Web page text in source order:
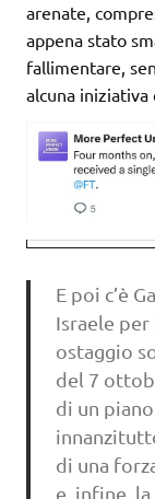
arenate,
appena stato
fallimentare,
alcuna iniziativa
E poi c’è
Israele
ostaggio
del 7
di un
di una
e, infine,